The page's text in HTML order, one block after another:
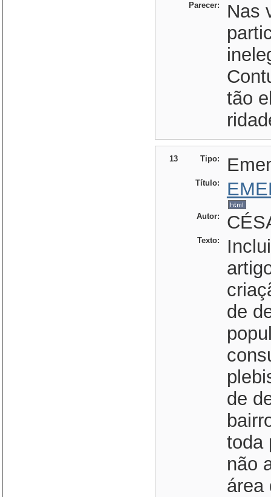
Parecer:
Nas
tão
13 Tipo:
Título:
Autor:
Texto:
de
de
toda
não
área